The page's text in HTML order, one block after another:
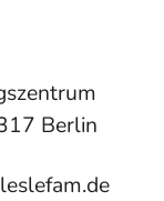
Berlin